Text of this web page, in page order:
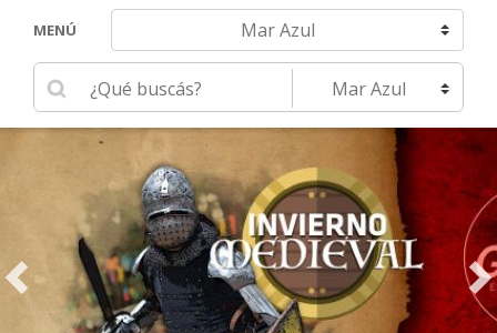
MENÚ Navegar hacia otra localidad
Ingrese su búsqueda Seleccione una localidad